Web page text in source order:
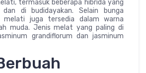
termasuk beberapa hibrida yang
di budidayakan. Selain bunga
melati juga tersedia dalam warna
muda. Jenis melat yang paling di
grandiflorum dan jasminum